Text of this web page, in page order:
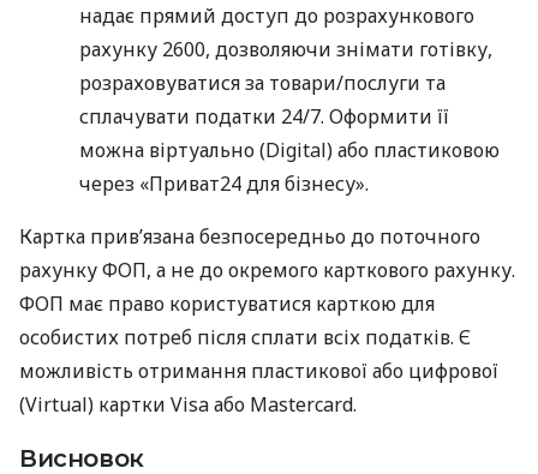
надає прямий доступ до розрахункового
рахунку 2600, дозволяючи знімати готівку,
розраховуватися за товари/послуги та
сплачувати податки 24/7. Оформити її
можна віртуально (Digital) або пластиковою
через «Приват24 для бізнесу».
Картка прив’язана безпосередньо до поточного
рахунку ФОП, а не до окремого карткового рахунку.
ФОП має право користуватися карткою для
особистих потреб після сплати всіх податків. Є
можливість отримання пластикової або цифрової
(Virtual) картки Visa або Mastercard.
Висновок